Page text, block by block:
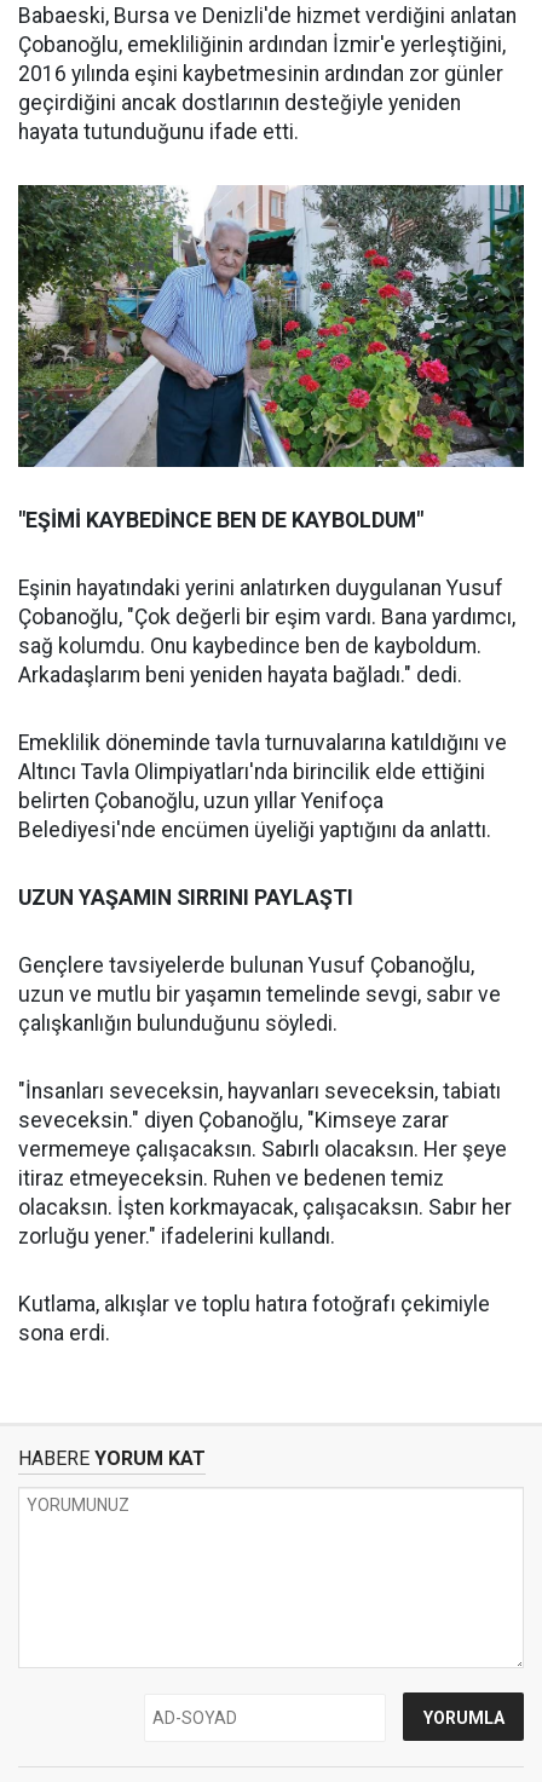
Babaeski, Bursa ve Denizli'de hizmet verdiğini anlatan
Çobanoğlu, emekliliğinin ardından İzmir'e yerleştiğini,
2016 yılında eşini kaybetmesinin ardından zor günler
geçirdiğini ancak dostlarının desteğiyle yeniden
hayata tutunduğunu ifade etti.
"EŞİMİ KAYBEDİNCE BEN DE KAYBOLDUM"
Eşinin hayatındaki yerini anlatırken duygulanan Yusuf
Çobanoğlu, "Çok değerli bir eşim vardı. Bana yardımcı,
sağ kolumdu. Onu kaybedince ben de kayboldum.
Arkadaşlarım beni yeniden hayata bağladı." dedi.
Emeklilik döneminde tavla turnuvalarına katıldığını ve
Altıncı Tavla Olimpiyatları'nda birincilik elde ettiğini
belirten Çobanoğlu, uzun yıllar Yenifoça
Belediyesi'nde encümen üyeliği yaptığını da anlattı.
UZUN YAŞAMIN SIRRINI PAYLAŞTI
Gençlere tavsiyelerde bulunan Yusuf Çobanoğlu,
uzun ve mutlu bir yaşamın temelinde sevgi, sabır ve
çalışkanlığın bulunduğunu söyledi.
"İnsanları seveceksin, hayvanları seveceksin, tabiatı
seveceksin." diyen Çobanoğlu, "Kimseye zarar
vermemeye çalışacaksın. Sabırlı olacaksın. Her şeye
itiraz etmeyeceksin. Ruhen ve bedenen temiz
olacaksın. İşten korkmayacak, çalışacaksın. Sabır her
zorluğu yener." ifadelerini kullandı.
Kutlama, alkışlar ve toplu hatıra fotoğrafı çekimiyle
sona erdi.
HABERE YORUM KAT